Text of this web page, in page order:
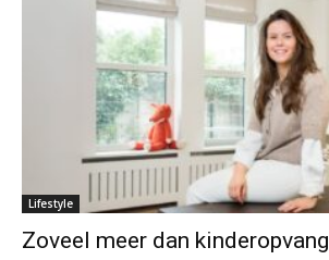
Lifestyle
Zoveel meer dan kinderopvang